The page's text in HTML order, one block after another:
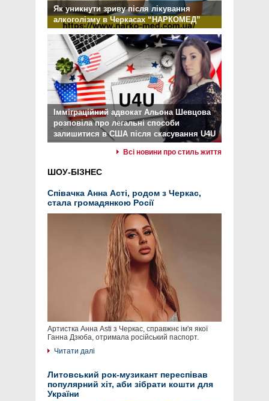
Як уникнути зриву після лікування
алкоголізму в Черкасах “НАРКОМЕД”
Імміграційний адвокат Альона Шевцова
розповіла про легальні способи
залишитися в США після скасування U4U
Всі новини про стиль життя
ШОУ-БІЗНЕС
Співачка Анна Асті, родом з Черкас,
стала громадянкою Росії
Артистка Анна Asti з Черкас, справжнє ім'я якої
Ганна Дзюба, отримала російський паспорт.
Читати далі
Литовський рок-музикант переспівав
популярний хіт, аби зібрати кошти для
України